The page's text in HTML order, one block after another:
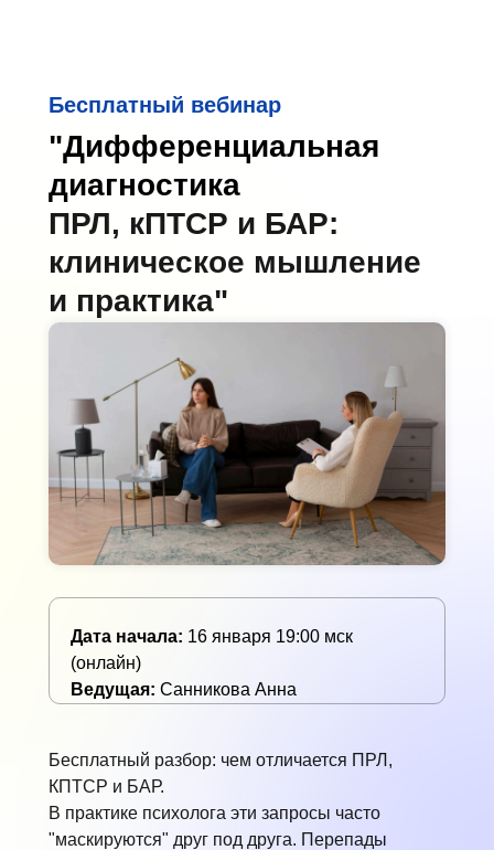
Бесплатный разбор: чем отличается ПРЛ,
КПТСР и БАР.
В практике психолога эти запросы часто
"маскируются" друг под друга. Перепады
Дата начала: 16 января 19:00 мск
(онлайн)
Ведущая: Санникова Анна
ПРЛ, кПТСР и БАР:
клиническое мышление
и практика"
Бесплатный вебинар
"Дифференциальная
диагностика